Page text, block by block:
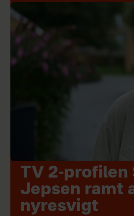
TV 2-profilen
Jepsen ramt
nyresvigt